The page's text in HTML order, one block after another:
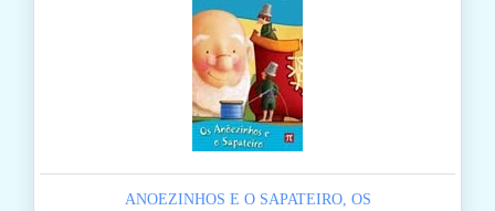
ANOEZINHOS E O SAPATEIRO, OS